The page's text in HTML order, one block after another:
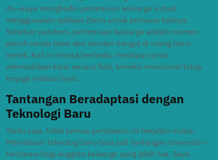
itu—saya menghadiri pertemuan keluarga virtual
menggunakan aplikasi Zoom untuk pertama kalinya.
Sebelum pandemi, pertemuan keluarga adalah momen
penuh canda tawa dan obrolan hangat di ruang tamu
nenek. Kali ini terasa berbeda; meskipun jarak
memisahkan kami secara fisik, koneksi emosional tetap
terjaga melalui layar.
Tantangan Beradaptasi dengan
Teknologi Baru
Tentu saja, tidak semua perjalanan ini berjalan mulus.
Memahami teknologi baru bisa jadi tantangan tersendiri—
terutama bagi anggota keluarga yang lebih tua. Saya